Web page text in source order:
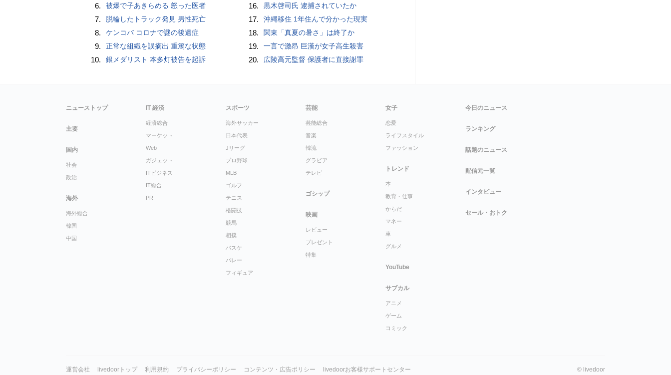
6. 被爆で子あきらめる 怒った医者
7. 脱輪したトラック発見 男性死亡
8. ケンコバ コロナで謎の後遺症
9. 正常な組織を誤摘出 重篤な状態
10. 銀メダリスト 本多灯被告を起訴
16. 黒木啓司氏 逮捕されていたか
17. 沖縄移住 1年住んで分かった現実
18. 関東「真夏の暑さ」は終了か
19. 一言で激昂 巨漢が女子高生殺害
20. 広陵高元監督 保護者に直接謝罪
ニューストップ
主要
国内
社会
政治
海外
海外総合
韓国
中国
IT 経済
経済総合
マーケット
Web
ガジェット
ITビジネス
IT総合
PR
スポーツ
海外サッカー
日本代表
Jリーグ
プロ野球
MLB
ゴルフ
テニス
格闘技
競馬
相撲
バスケ
バレー
フィギュア
芸能
芸能総合
音楽
韓流
グラビア
テレビ
ゴシップ
映画
レビュー
プレゼント
特集
女子
恋愛
ライフスタイル
ファッション
トレンド
本
教育・仕事
からだ
マネー
車
グルメ
YouTube
サブカル
アニメ
ゲーム
コミック
今日のニュース
ランキング
話題のニュース
配信元一覧
インタビュー
セール・おトク
運営会社 livedoorトップ 利用規約 プライバシーポリシー コンテンツ・広告ポリシー livedoorお客様サポートセンター © livedoor